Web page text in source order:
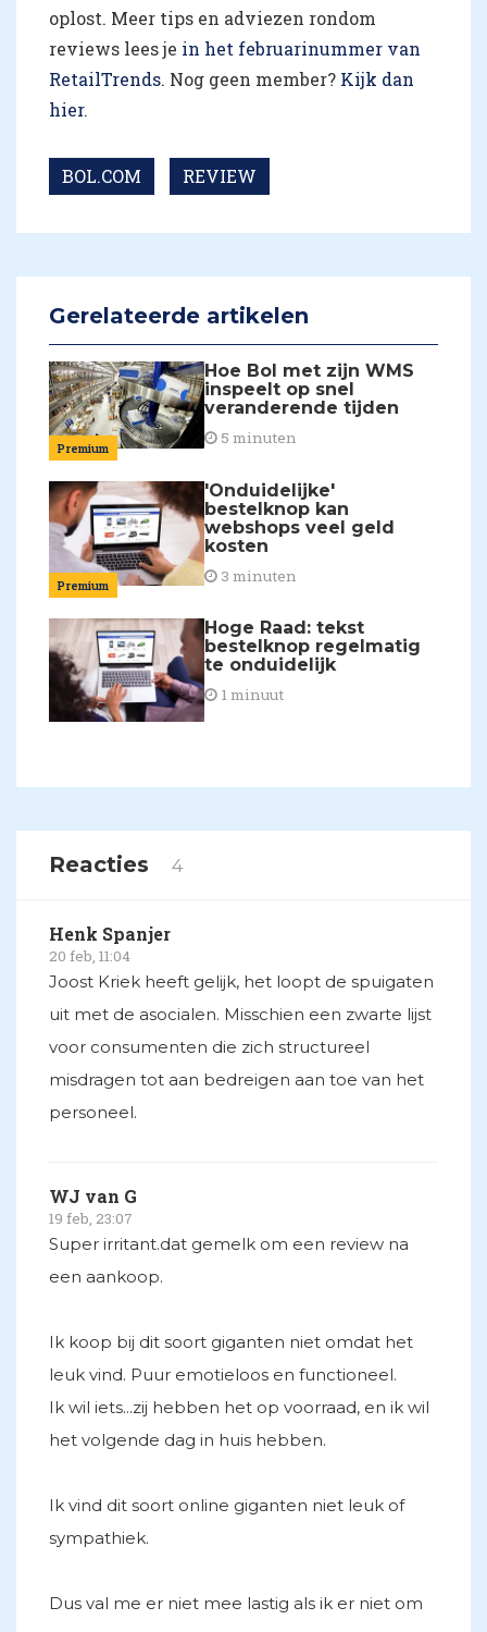
oplost. Meer tips en adviezen rondom
reviews lees je in het februarinummer van
RetailTrends. Nog geen member? Kijk dan
hier.
BOL.COM REVIEW
Gerelateerde artikelen
Premium
Hoe Bol met zijn WMS
inspeelt op snel
veranderende tijden
5 minuten
Premium
'Onduidelijke'
bestelknop kan
webshops veel geld
kosten
3 minuten
Hoge Raad: tekst
bestelknop regelmatig
te onduidelijk
1 minuut
Reacties 4
Henk Spanjer
20 feb, 11:04
Joost Kriek heeft gelijk, het loopt de spuigaten
uit met de asocialen. Misschien een zwarte lijst
voor consumenten die zich structureel
misdragen tot aan bedreigen aan toe van het
personeel.
WJ van G
19 feb, 23:07
Super irritant.dat gemelk om een review na
een aankoop.
Ik koop bij dit soort giganten niet omdat het
leuk vind. Puur emotieloos en functioneel.
Ik wil iets...zij hebben het op voorraad, en ik wil
het volgende dag in huis hebben.
Ik vind dit soort online giganten niet leuk of
sympathiek.
Dus val me er niet mee lastig als ik er niet om